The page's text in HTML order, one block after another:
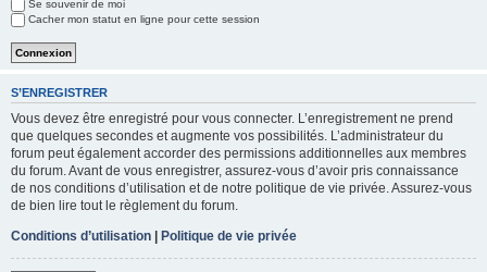
Se souvenir de moi
Cacher mon statut en ligne pour cette session
S’ENREGISTRER
Vous devez être enregistré pour vous connecter. L’enregistrement ne prend
que quelques secondes et augmente vos possibilités. L’administrateur du
forum peut également accorder des permissions additionnelles aux membres
du forum. Avant de vous enregistrer, assurez-vous d’avoir pris connaissance
de nos conditions d’utilisation et de notre politique de vie privée. Assurez-vous
de bien lire tout le règlement du forum.
Conditions d’utilisation | Politique de vie privée